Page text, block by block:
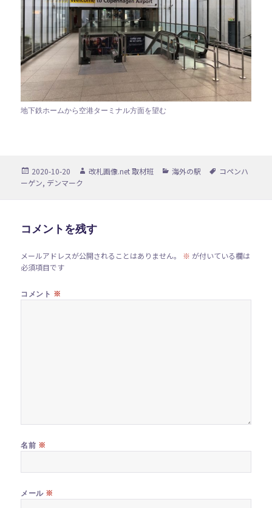
地下鉄ホームから空港ターミナル方面を望む
投
稿
2020-10-20
作
改札画像.net 取材班
カ
海外の駅
タ
コペンハ
ーゲン, デンマーク
コメントを残す
メールアドレスが公開されることはありません。 ※ が付いている欄は
必須項目です
コメント ※
名前 ※
メール ※